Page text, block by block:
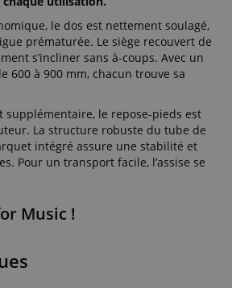
le dos est nettement soulagé,
prématurée. Le siège recouvert de
s’incliner sans à-coups. Avec un
600 à 900 mm, chacun trouve sa
supplémentaire, le repose-pieds est
La structure robuste du tube de
intégré assure une stabilité et
Pour un transport facile, l’assise se
Music !